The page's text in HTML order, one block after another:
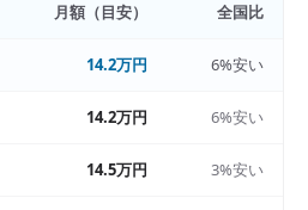
月額（目安） 全国比
14.2万円 6%安い
14.2万円 6%安い
14.5万円 3%安い